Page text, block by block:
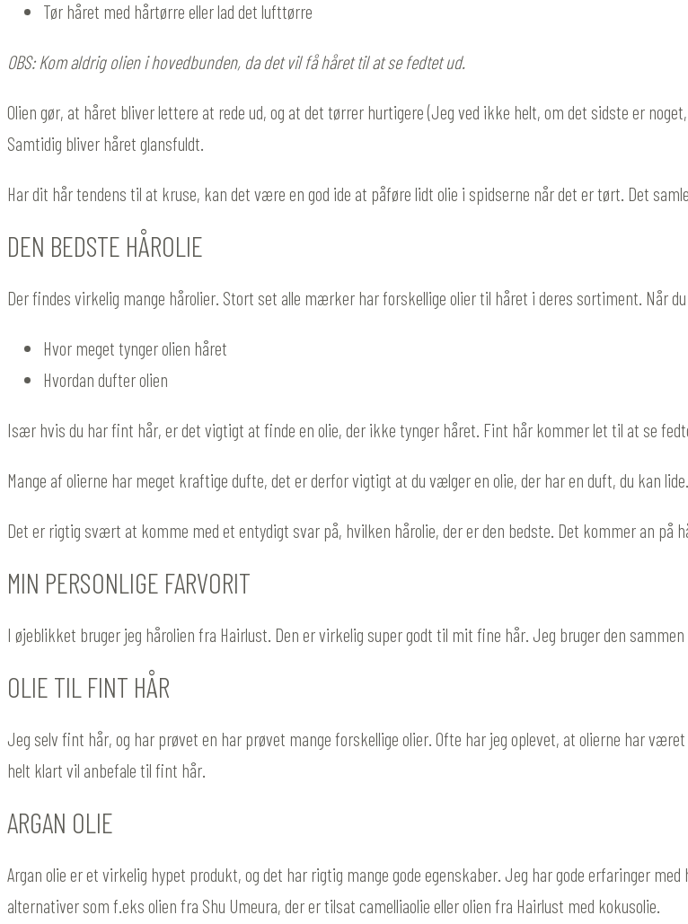
Tør håret med hårtørre eller lad det lufttørre
OBS: Kom aldrig olien i hovedbunden, da det vil få håret til at se fedtet ud.
Olien gør, at håret bliver lettere at rede ud, og at det tørrer hurtigere (Jeg ved ikke helt, om det sidste er
Samtidig bliver håret glansfuldt.
Har dit hår tendens til at kruse, kan det være en god ide at påføre lidt olie i spidserne når det er tørt. Det
DEN BEDSTE HÅROLIE
Der findes virkelig mange hårolier. Stort set alle mærker har forskellige olier til håret i deres sortiment.
Hvor meget tynger olien håret
Hvordan dufter olien
Især hvis du har fint hår, er det vigtigt at finde en olie, der ikke tynger håret. Fint hår kommer let til at se
Mange af olierne har meget kraftige dufte, det er derfor vigtigt at du vælger en olie, der har en duft, du kan lide.
Det er rigtig svært at komme med et entydigt svar på, hvilken hårolie, der er den bedste. Det kommer an på
MIN PERSONLIGE FARVORIT
I øjeblikket bruger jeg hårolien fra Hairlust. Den er virkelig super godt til mit fine hår. Jeg bruger den
OLIE TIL FINT HÅR
Jeg selv fint hår, og har prøvet en har prøvet mange forskellige olier. Ofte har jeg oplevet, at olierne har
helt klart vil anbefale til fint hår.
ARGAN OLIE
Argan olie er et virkelig hypet produkt, og det har rigtig mange gode egenskaber. Jeg har gode erfaringer
alternativer som f.eks olien fra Shu Umeura, der er tilsat camelliaolie eller olien fra Hairlust med kokusolie.